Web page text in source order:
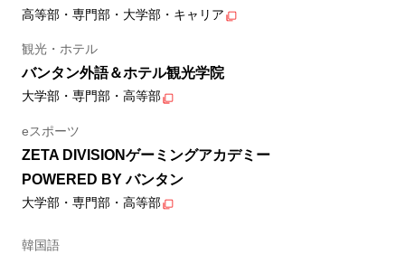
高等部・専門部・大学部・キャリア
観光・ホテル
バンタン外語＆ホテル観光学院
大学部・専門部・高等部
eスポーツ
ZETA DIVISIONゲーミングアカデミー
POWERED BY バンタン
大学部・専門部・高等部
韓国語